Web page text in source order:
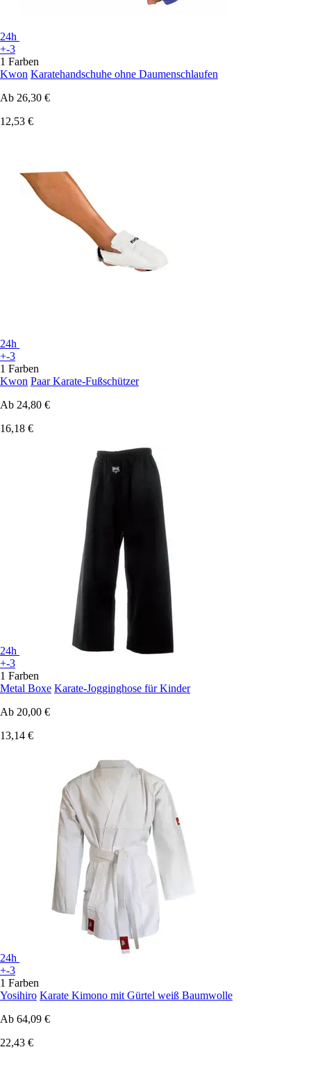
24h
+-3
1 Farben
Kwon Karatehandschuhe ohne Daumenschlaufen
Ab 26,30 €
12,53 €
24h
+-3
1 Farben
Kwon Paar Karate-Fußschützer
Ab 24,80 €
16,18 €
24h
+-3
1 Farben
Metal Boxe Karate-Jogginghose für Kinder
Ab 20,00 €
13,14 €
24h
+-3
1 Farben
Yosihiro Karate Kimono mit Gürtel weiß Baumwolle
Ab 64,09 €
22,43 €